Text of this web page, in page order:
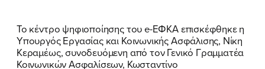
Το κέντρο ψηφιοποίησης του e-ΕΦΚΑ επισκέφθηκε η
Υπουργός Εργασίας και Κοινωνικής Ασφάλισης, Νίκη
Κεραμέως, συνοδευόμενη από τον Γενικό Γραμματέα
Κοινωνικών Ασφαλίσεων, Κωσταντίνο
Δεδομένων
Χρήσηςτου δικτυακού τόπου του
Πολιτικού Γραφείου της Βουλευτού
Νίκης Κεραμέως
Δεδομένων
Χρήσηςτου δικτυακού τόπου του
Πολιτικού Γραφείου της Βουλευτού
Νίκης Κεραμέως